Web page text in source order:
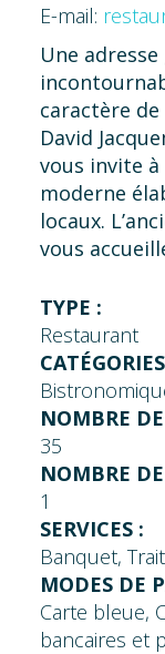
E-mail:
Une
caractère de
David
vous invite
moderne
locaux.
vous
TYPE :
Restaurant
NOMBRE
35
NOMBRE
1
SERVICES :
Banquet,
MODES DE
Carte bleue,
bancaires et